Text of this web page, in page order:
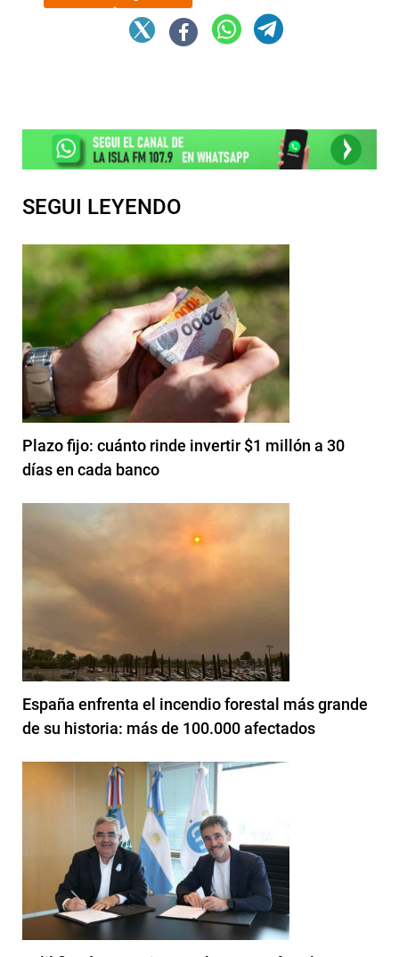
SEGUI LEYENDO
Plazo fijo: cuánto rinde invertir $1 millón a 30
días en cada banco
España enfrenta el incendio forestal más grande
de su historia: más de 100.000 afectados